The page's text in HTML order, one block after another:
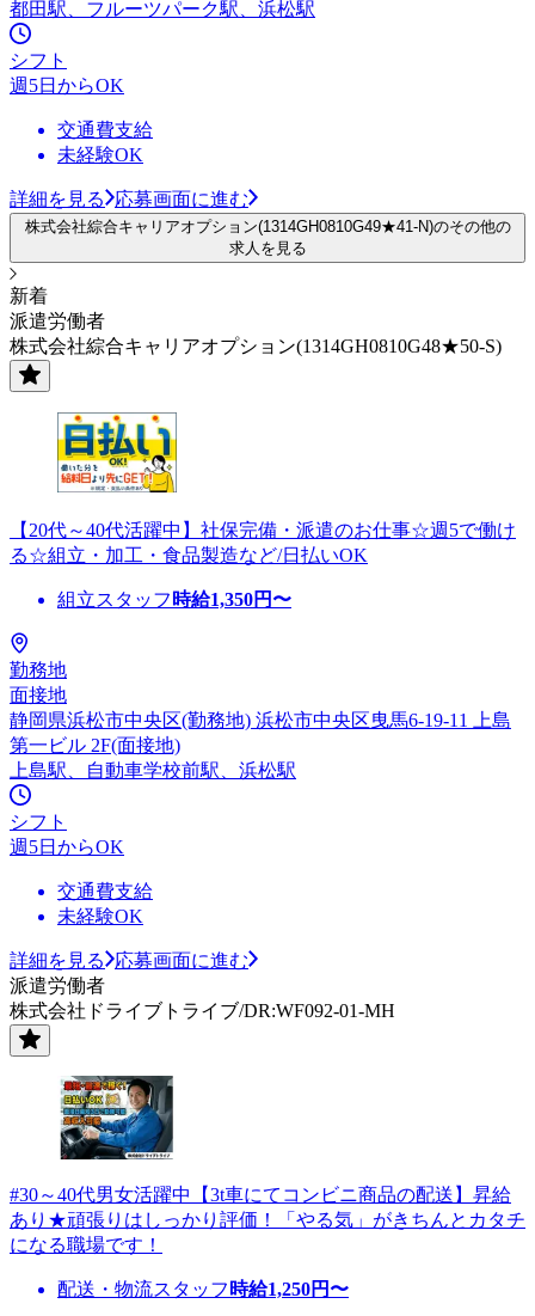
都田駅、フルーツパーク駅、浜松駅
シフト
週5日からOK
交通費支給
未経験OK
詳細を見る 応募画面に進む
株式会社綜合キャリアオプション(1314GH0810G49★41-N)のその他の
求人を見る
新着
派遣労働者
株式会社綜合キャリアオプション(1314GH0810G48★50-S)
【20代～40代活躍中】社保完備・派遣のお仕事☆週5で働け
る☆組立・加工・食品製造など/日払いOK
組立スタッフ 時給1,350円〜
勤務地
面接地
静岡県浜松市中央区(勤務地) 浜松市中央区曳馬6-19-11 上島
第一ビル 2F(面接地)
上島駅、自動車学校前駅、浜松駅
シフト
週5日からOK
交通費支給
未経験OK
詳細を見る
応募画面に進む
派遣労働者
株式会社ドライブトライブ/DR:WF092-01-MH
#30～40代男女活躍中【3t車にてコンビニ商品の配送】昇給
あり★頑張りはしっかり評価！「やる気」がきちんとカタチ
になる職場です！
配送・物流スタッフ 時給1,250円〜